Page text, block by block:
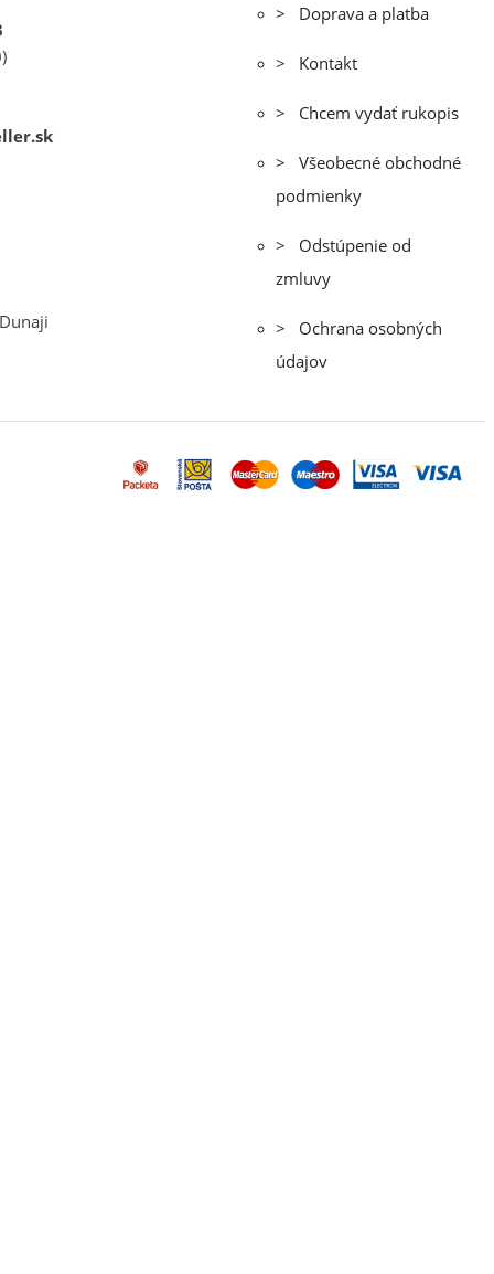
> Doprava a platba
> Kontakt
> Chcem vydať rukopis
> Všeobecné obchodné
podmienky
> Odstúpenie od
zmluvy
> Ochrana osobných
údajov